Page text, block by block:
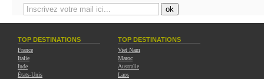
TOP DESTINATIONS
France
Italie
Inde
États-Unis
TOP DESTINATIONS
Viet Nam
Maroc
Australie
Laos